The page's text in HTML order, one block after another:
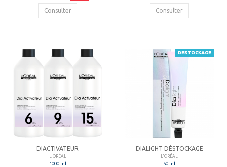
Consulter Consulter
DIACTIVATEUR
L'ORÉAL
1000 ml
DESTOCKAGE
DIALIGHT DÉSTOCKAGE
L'ORÉAL
50 ml